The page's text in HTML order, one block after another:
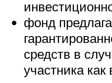
фонд
средств в
участника